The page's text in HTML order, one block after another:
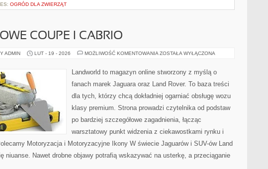
OGRÓD DLA ZWIERZĄT
COUPE I CABRIO
ADMIN LUT - 19 - 2026 MOŻLIWOŚĆ KOMENTOWANIA SPORTOWE
CABRIO
ZOSTAŁA WYŁĄCZONA
Landworld to magazyn online stworzony z myślą o
fanach marek Jaguara oraz Land Rover. To baza treści
dla tych, którzy chcą dokładniej ogarniać obsługę wozu
klasy premium. Strona prowadzi czytelnika od podstaw
po bardziej szczegółowe zagadnienia, łącząc
warsztatowy punkt widzenia z ciekawostkami rynku i
Motoryzacja i Motoryzacyjne Ikony W świecie Jaguarów i SUV-ów Land
niuanse. Nawet drobne objawy potrafią wskazywać na usterkę, a przeciąganie